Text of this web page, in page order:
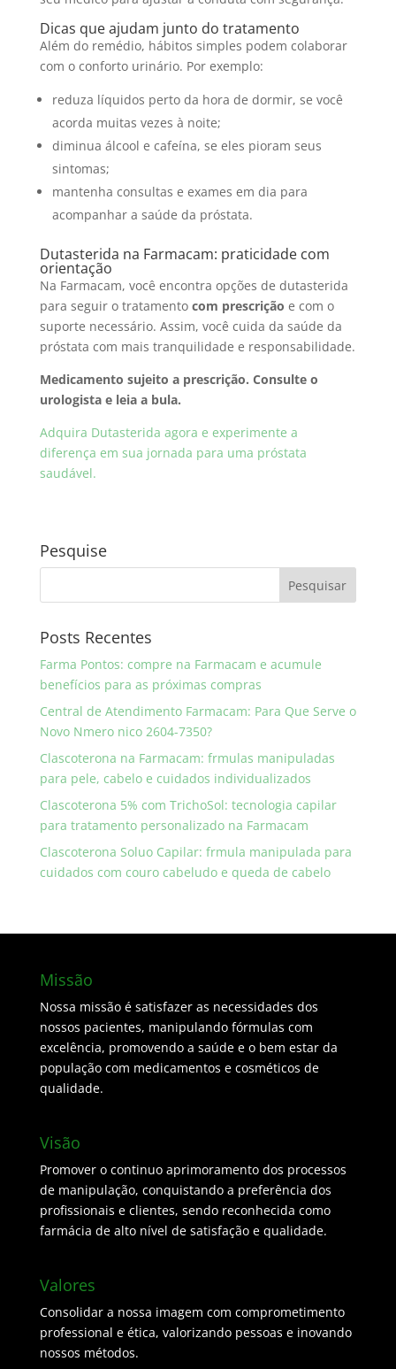
Dicas que ajudam junto do tratamento
Além do remédio, hábitos simples podem colaborar
com o conforto urinário. Por exemplo:
reduza líquidos perto da hora de dormir, se você
acorda muitas vezes à noite;
diminua álcool e cafeína, se eles pioram seus
sintomas;
mantenha consultas e exames em dia para
acompanhar a saúde da próstata.
Dutasterida na Farmacam: praticidade com
orientação
Na Farmacam, você encontra opções de dutasterida
para seguir o tratamento com prescrição e com o
suporte necessário. Assim, você cuida da saúde da
próstata com mais tranquilidade e responsabilidade.
Medicamento sujeito a prescrição. Consulte o
urologista e leia a bula.
Adquira Dutasterida agora e experimente a
diferença em sua jornada para uma próstata
saudável.
Pesquise
Posts Recentes
Farma Pontos: compre na Farmacam e acumule
benefícios para as próximas compras
Central de Atendimento Farmacam: Para Que Serve o
Novo Nmero nico 2604-7350?
Clascoterona na Farmacam: frmulas manipuladas
para pele, cabelo e cuidados individualizados
Clascoterona 5% com TrichoSol: tecnologia capilar
para tratamento personalizado na Farmacam
Clascoterona Soluo Capilar: frmula manipulada para
cuidados com couro cabeludo e queda de cabelo
Missão
Nossa missão é satisfazer as necessidades dos
nossos pacientes, manipulando fórmulas com
excelência, promovendo a saúde e o bem estar da
população com medicamentos e cosméticos de
qualidade.
Visão
Promover o continuo aprimoramento dos processos
de manipulação, conquistando a preferência dos
profissionais e clientes, sendo reconhecida como
farmácia de alto nível de satisfação e qualidade.
Valores
Consolidar a nossa imagem com comprometimento
professional e ética, valorizando pessoas e inovando
nossos métodos.